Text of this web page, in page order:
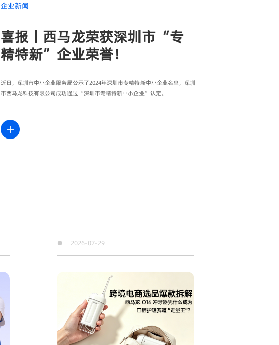
企业新闻
喜报丨西马龙荣获深圳市“专
精特新”企业荣誉！
近日，深圳市中小企业服务局公示了2024年深圳市专精特新中小企业名单，深圳
市西马龙科技有限公司成功通过“深圳市专精特新中小企业”认定。
● 2026-07-29